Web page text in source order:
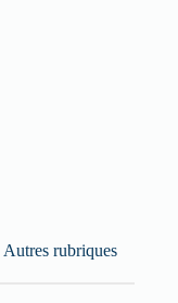
Autres rubriques